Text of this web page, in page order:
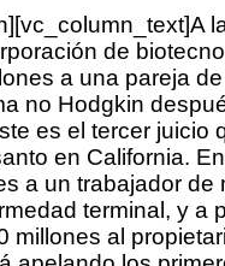
de
a una pareja
no Hodgkin
es el tercer juicio
en California.
a un trabajador
terminal, y a
millones al